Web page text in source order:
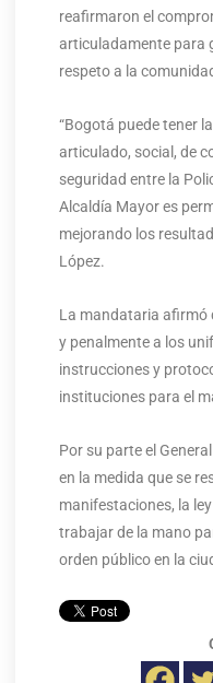
reafirmaron el
articuladamente para
respeto a la
“Bogotá puede tener
articulado, social, de
seguridad entre la
Alcaldía Mayor es
mejorando los
López.
La mandataria afirmó
y penalmente a los
instrucciones y
instituciones para el
Por su parte el
en la medida que se
manifestaciones, la
trabajar de la mano
orden público en la